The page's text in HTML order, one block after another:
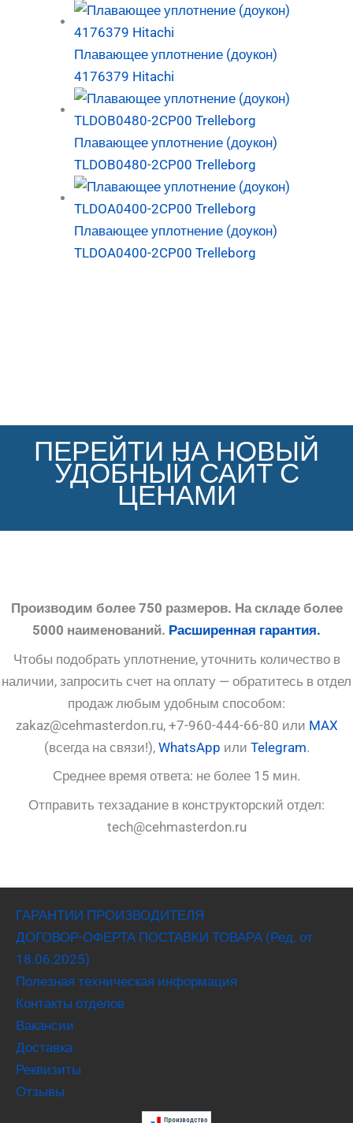
Плавающее уплотнение (доукон)
4176379 Hitachi
Плавающее уплотнение (доукон)
TLDOB0480-2CP00 Trelleborg
Плавающее уплотнение (доукон)
TLDOA0400-2CP00 Trelleborg
ПЕРЕЙТИ НА НОВЫЙ
УДОБНЫЙ САЙТ С
ЦЕНАМИ
Производим более 750 размеров. На складе более
5000 наименований. Расширенная гарантия.
Чтобы подобрать уплотнение, уточнить количество в
наличии, запросить счет на оплату — обратитесь в отдел
продаж любым удобным способом:
zakaz@cehmasterdon.ru, +7-960-444-66-80 или MAX
(всегда на связи!), WhatsApp или Telegram.
Среднее время ответа: не более 15 мин.
Отправить техзадание в конструкторский отдел:
tech@cehmasterdon.ru
ГАРАНТИИ ПРОИЗВОДИТЕЛЯ
ДОГОВОР-ОФЕРТА ПОСТАВКИ ТОВАРА (Ред. от
18.06.2025)
Полезная техническая информация
Контакты отделов
Вакансии
Доставка
Реквизиты
Отзывы